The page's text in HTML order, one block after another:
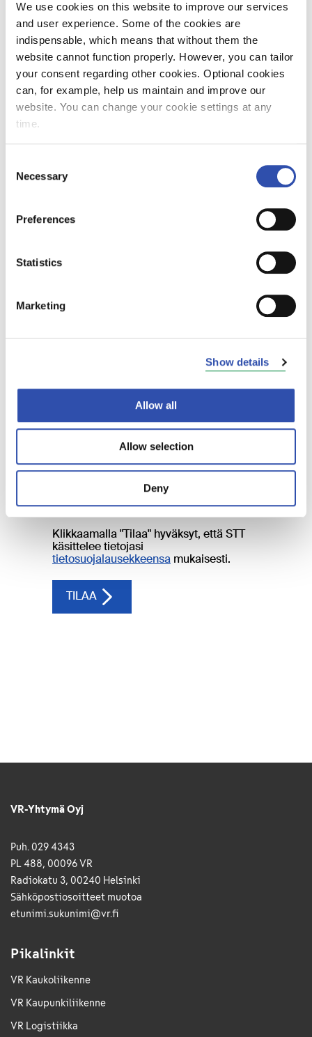
We use cookies on this website to improve our services
and user experience. Some of the cookies are
indispensable, which means that without them the
website cannot function properly. However, you can tailor
your consent regarding other cookies. Optional cookies
can, for example, help us maintain and improve our
website. You can change your cookie settings at any
time.
Selection
Necessary
Preferences
Statistics
Marketing
Show details
Allow all
Allow selection
Deny
ajat voivat pidentyä ja jatkoyhteydet poiketa
normaalista. Korvaavissa linja-
autokuljetuksissa voi matkustaa
taajamajunalipulla. Niissä käyvät myös kaikki
VR:n voimassa olevat kaukoliikenteen
matkaliput. Mukaan voi ottaa vain
käsimatkatavaraa. Ratatöiden aikana joissakin
VR-Yhtymä Oyj
Puh. 029 4343
PL 488, 00096 VR
Radiokatu 3, 00240 Helsinki
Sähkö­posti­osoitteet muotoa
etunimi.sukunimi@vr.fi
Pikalinkit
VR Kaukoliikenne
VR Kaupunkiliikenne
VR Logistiikka